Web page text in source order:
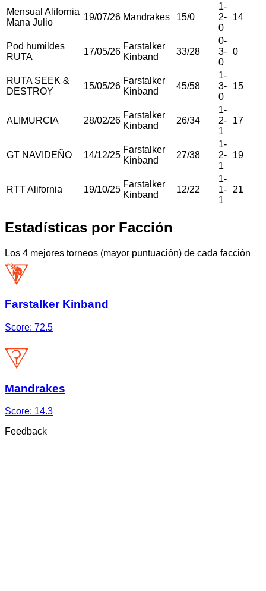
Mensual Alifornia
Mana Julio
19/07/26 Mandrakes 15/0
1-
2-
0
14
Pod humildes
RUTA
17/05/26
Farstalker
Kinband
33/28
0-
3-
0
0
RUTA SEEK &
DESTROY
15/05/26
Farstalker
Kinband
45/58
1-
3-
0
15
ALIMURCIA 28/02/26
Farstalker
Kinband
26/34
1-
2-
1
17
GT NAVIDEÑO 14/12/25
Farstalker
Kinband
27/38
1-
2-
1
19
RTT Alifornia 19/10/25
Farstalker
Kinband
12/22
1-
1-
1
21
Estadísticas por Facción
Los 4 mejores torneos (mayor puntuación) de cada facción
Farstalker Kinband
Score: 72.5
Mandrakes
Score: 14.3
Feedback